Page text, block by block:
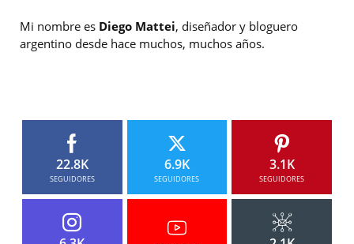
Mi nombre es Diego Mattei, diseñador y bloguero
argentino desde hace muchos, muchos años.
22.8K
SEGUIDORES
6.9K
SEGUIDORES
3.1K
SEGUIDORES